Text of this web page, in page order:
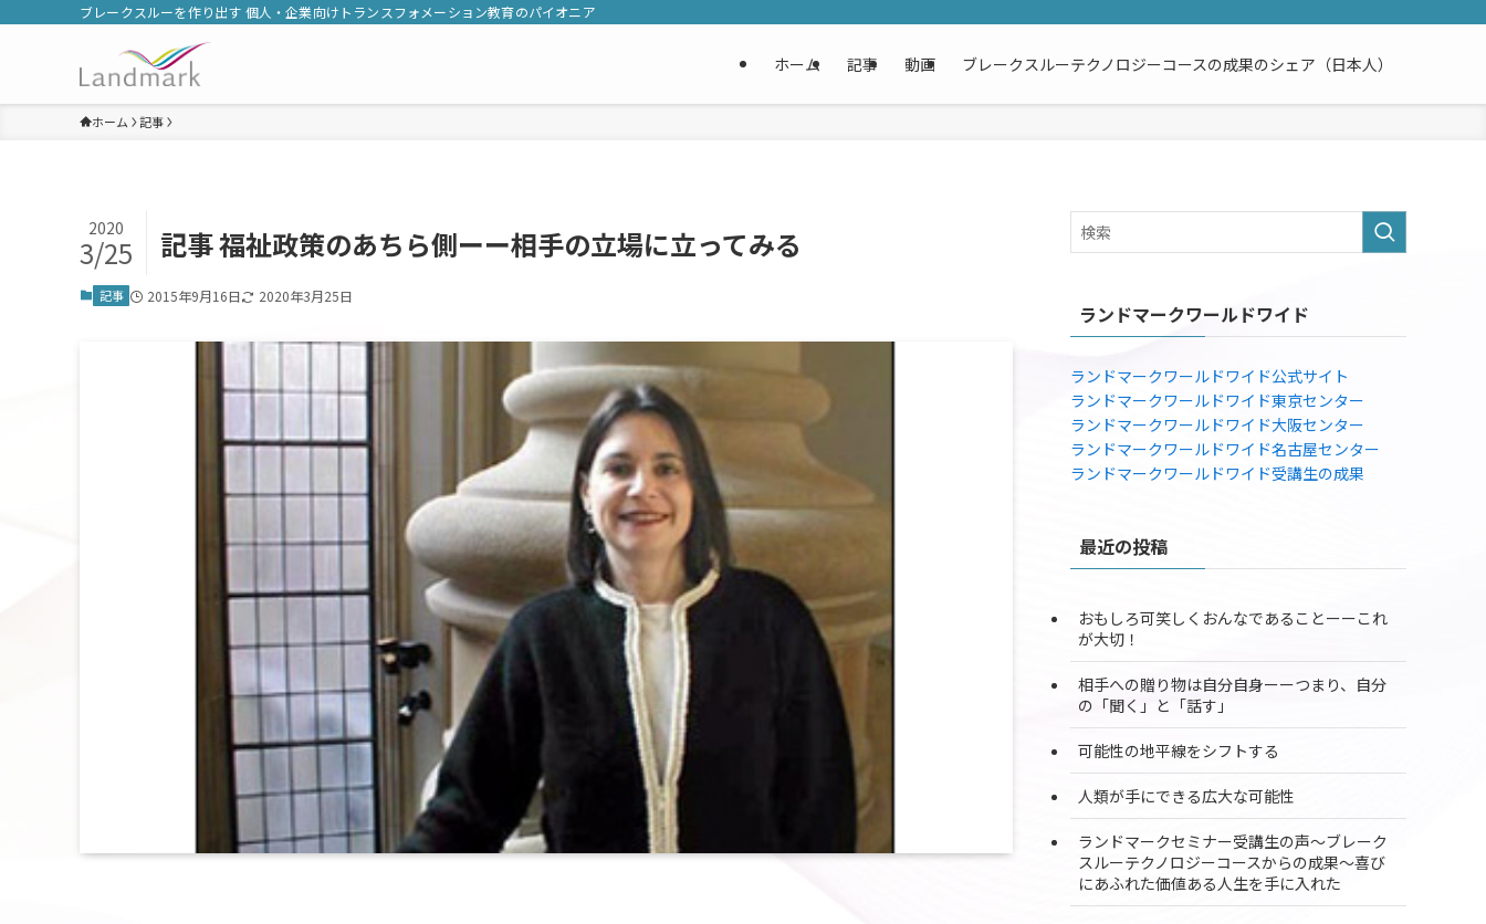
ブレークスルーを作り出す 個人・企業向けトランスフォメーション教育のパイオニア
ホーム 記事 動画 ブレークスルーテクノロジーコースの成果のシェア（日本人）
ホーム 記事
記事 福祉政策のあちら側ーー相手の立場に立ってみる
2020
3/25
記事 2015年9月16日 2020年3月25日
ランドマークワールドワイド
ランドマークワールドワイド公式サイト
ランドマークワールドワイド東京センター
ランドマークワールドワイド大阪センター
ランドマークワールドワイド名古屋センター
ランドマークワールドワイド受講生の成果
最近の投稿
おもしろ可笑しくおんなであることーーこれ
が大切！
相手への贈り物は自分自身ーーつまり、自分
の「聞く」と「話す」
可能性の地平線をシフトする
人類が手にできる広大な可能性
ランドマークセミナー受講生の声〜ブレーク
スルーテクノロジーコースからの成果〜喜び
にあふれた価値ある人生を手に入れた